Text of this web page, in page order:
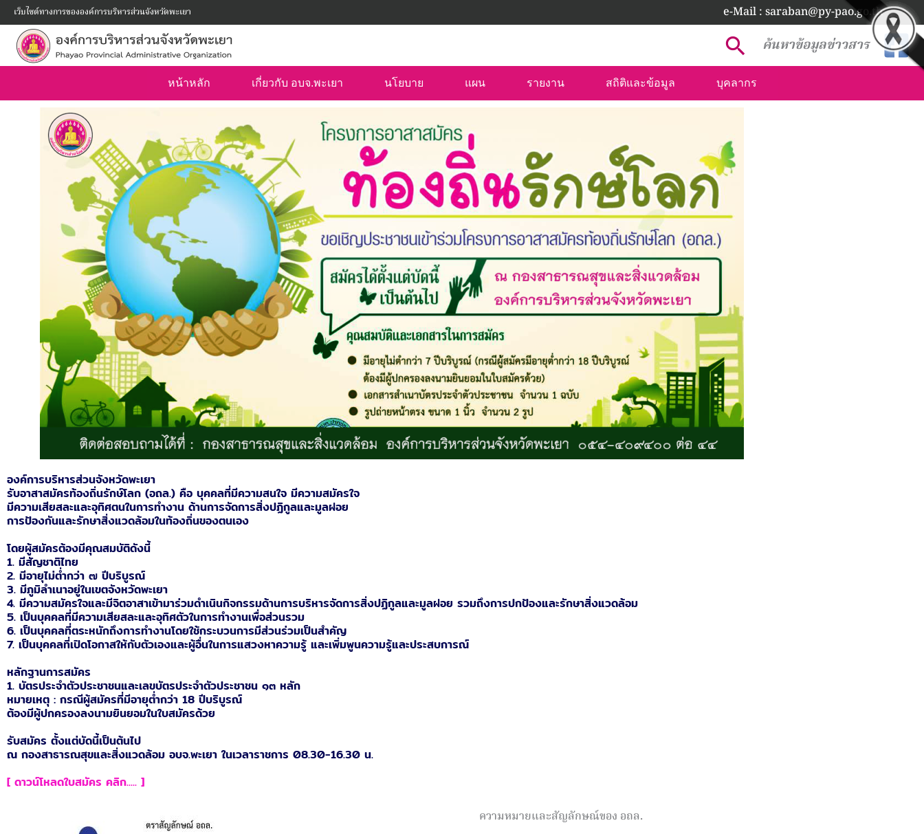
Skip
to
content
เว็บไซต์ทางการขององค์การบริหารส่วนจังหวัดพะเยา e-Mail : saraban@py-pao.go.th
Search
ค้นหาข้อมูลข่าวสาร
หน้าหลัก เกี่ยวกับ อบจ.พะเยา นโยบาย แผน รายงาน สถิติและข้อมูล บุคลากร
องค์การบริหารส่วนจังหวัดพะเยา
รับอาสาสมัครท้องถิ่นรักษ์โลก (อถล.) คือ บุคคลที่มีความสนใจ มีความสมัครใจ
มีความเสียสละและอุทิศตนในการทำงาน ด้านการจัดการสิ่งปฏิกูลและมูลฝอย
การป้องกันและรักษาสิ่งแวดล้อมในท้องถิ่นของตนเอง
โดยผู้สมัครต้องมีคุณสมบัติดังนี้
1. มีสัญชาติไทย
2. มีอายุไม่ต่ำกว่า ๗ ปีบริบูรณ์
3. มีภูมิลำเนาอยู่ในเขตจังหวัดพะเยา
4. มีความสมัครใจและมีจิตอาสาเข้ามาร่วมดำเนินกิจกรรมด้านการบริหารจัดการสิ่งปฏิกูลและมูลฝอย รวมถึงการปกป้องและรักษาสิ่งแวดล้อม
5. เป็นบุคคลที่มีความเสียสละและอุทิศตัวในการทำงานเพื่อส่วนรวม
6. เป็นบุคคลที่ตระหนักถึงการทำงานโดยใช้กระบวนการมีส่วนร่วมเป็นสำคัญ
7. เป็นบุคคลที่เปิดโอกาสให้กับตัวเองและผู้อื่นในการแสวงหาความรู้ และเพิ่มพูนความรู้และประสบการณ์
หลักฐานการสมัคร
1. บัตรประจำตัวประชาชนและเลขบัตรประจำตัวประชาชน ๑๓ หลัก
หมายเหตุ : กรณีผู้สมัครที่มีอายุต่ำกว่า 18 ปีบริบูรณ์
ต้องมีผู้ปกครองลงนามยินยอมในใบสมัครด้วย
รับสมัคร ตั้งแต่บัดนี้เป็นต้นไป
ณ กองสาธารณสุขและสิ่งแวดล้อม อบจ.พะเยา ในเวลาราชการ 08.30-16.30 น.
[ ดาวน์โหลดใบสมัคร คลิก..... ]
ความหมายและสัญลักษณ์ของ อถล.